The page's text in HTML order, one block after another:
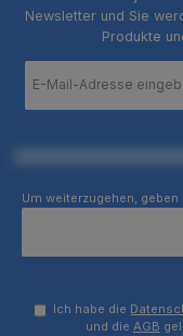
Newsletter und Sie
Produkte
Mail-
Um weiterzugehen,
Ich habe die
und die AGB